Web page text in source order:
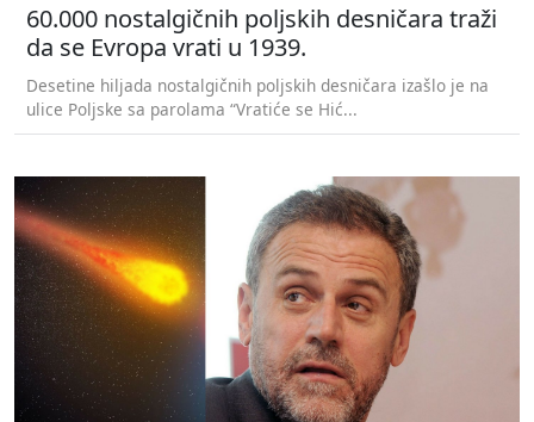
60.000 nostalgičnih poljskih desničara traži
da se Evropa vrati u 1939.
Desetine hiljada nostalgičnih poljskih desničara izašlo je na
ulice Poljske sa parolama “Vratiće se Hić...